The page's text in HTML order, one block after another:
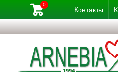
Контакты
0